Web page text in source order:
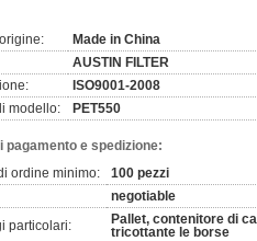
Made in China
AUSTIN FILTER
ISO9001-2008
modello:
PET550
pagamento e spedizione:
ordine minimo:
100 pezzi
negotiable
particolari:
Pallet, contenitore di
tricottante le borse